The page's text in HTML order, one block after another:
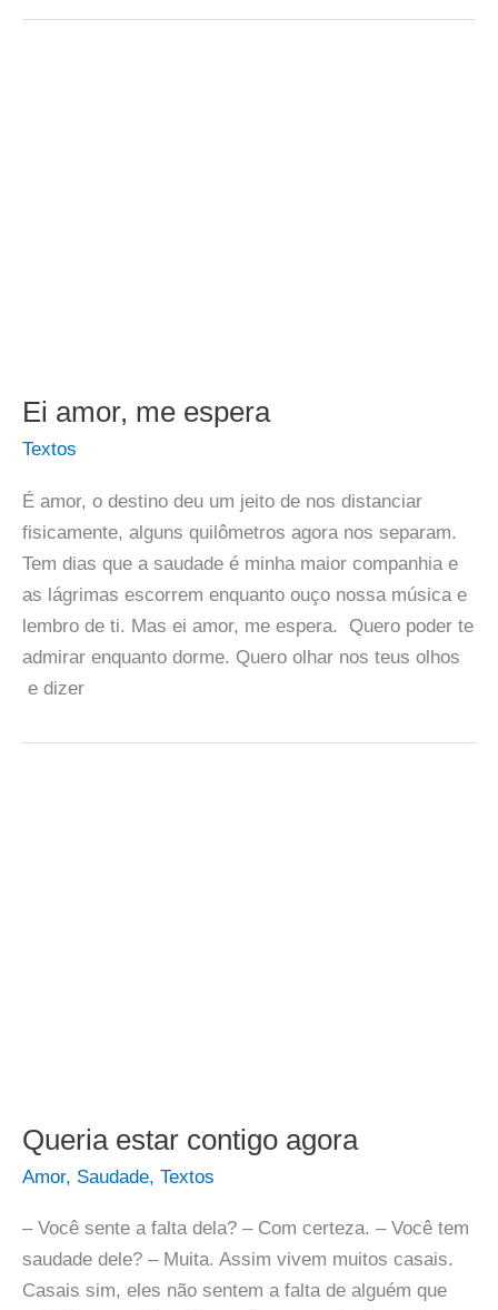
Ei amor, me espera
Textos
É amor, o destino deu um jeito de nos distanciar
fisicamente, alguns quilômetros agora nos separam.
Tem dias que a saudade é minha maior companhia e
as lágrimas escorrem enquanto ouço nossa música e
lembro de ti. Mas ei amor, me espera. Quero poder te
admirar enquanto dorme. Quero olhar nos teus olhos
e dizer
Queria estar contigo agora
Amor, Saudade, Textos
– Você sente a falta dela? – Com certeza. – Você tem
saudade dele? – Muita. Assim vivem muitos casais.
Casais sim, eles não sentem a falta de alguém que